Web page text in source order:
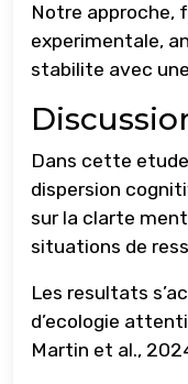
Notre approche,
experimentale,
stabilite avec
Dans cette
dispersion
sur la clarte
situations de
Les resultats
d’ecologie
Martin et al.,